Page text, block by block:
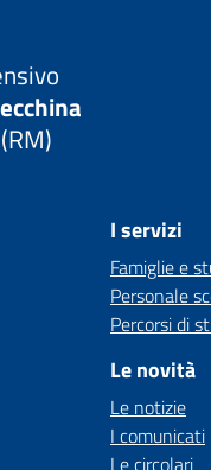
I servizi
Famiglie e
Personale
Percorsi di
Le novità
Le notizie
I comunicati
Le circolari